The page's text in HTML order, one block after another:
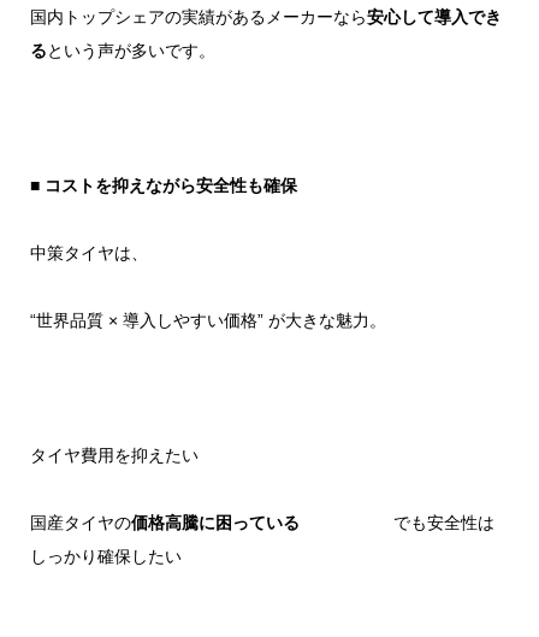
国内トップシェアの実績があるメーカーなら安心して導入でき
るという声が多いです。
■ コストを抑えながら安全性も確保
中策タイヤは、
“世界品質 × 導入しやすい価格” が大きな魅力。
タイヤ費用を抑えたい
国産タイヤの価格高騰に困っている
でも安全性は
しっかり確保したい